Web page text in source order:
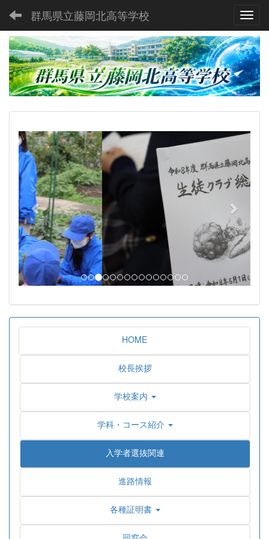
群馬県立藤岡北高等学校
p
r
e
v
i
o
u
s
n
x
t
HOME
校長挨拶
学校案内
学科・コース紹介
入学者選抜関連
進路情報
各種証明書